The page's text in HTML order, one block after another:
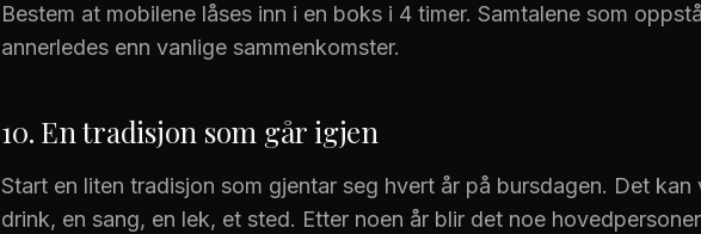
Bestem at mobilene låses inn i en boks i 4 timer. Samtalene som
annerledes enn vanlige sammenkomster.
10. En tradisjon som går igjen
Start en liten tradisjon som gjentar seg hvert år på bursdagen. Det
drink, en sang, en lek, et sted. Etter noen år blir det noe